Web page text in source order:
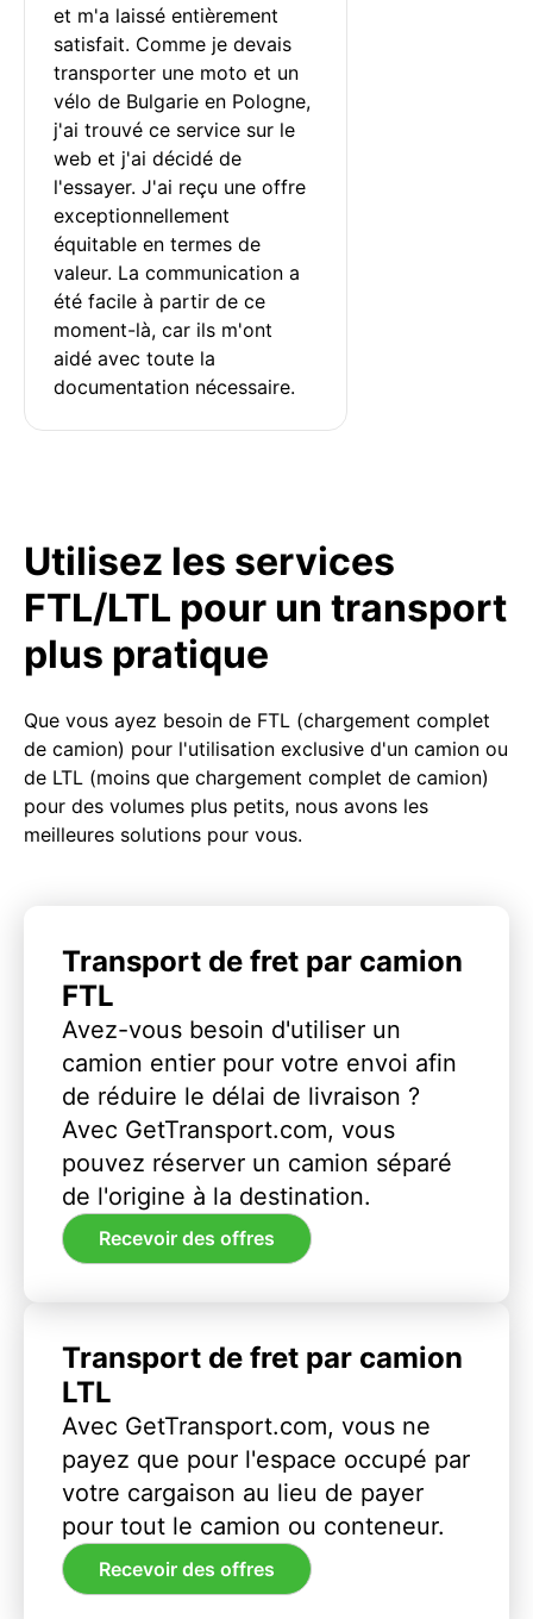
et m'a laissé entièrement
satisfait. Comme je devais
transporter une moto et un
vélo de Bulgarie en Pologne,
j'ai trouvé ce service sur le
web et j'ai décidé de
l'essayer. J'ai reçu une offre
exceptionnellement
équitable en termes de
valeur. La communication a
été facile à partir de ce
moment-là, car ils m'ont
aidé avec toute la
documentation nécessaire.
Utilisez les services
FTL/LTL pour un transport
plus pratique
Que vous ayez besoin de FTL (chargement complet
de camion) pour l'utilisation exclusive d'un camion ou
de LTL (moins que chargement complet de camion)
pour des volumes plus petits, nous avons les
meilleures solutions pour vous.
Transport de fret par camion
FTL
Avez-vous besoin d'utiliser un
camion entier pour votre envoi afin
de réduire le délai de livraison ?
Avec GetTransport.com, vous
pouvez réserver un camion séparé
de l'origine à la destination.
Recevoir des offres
Transport de fret par camion
LTL
Avec GetTransport.com, vous ne
payez que pour l'espace occupé par
votre cargaison au lieu de payer
pour tout le camion ou conteneur.
Recevoir des offres